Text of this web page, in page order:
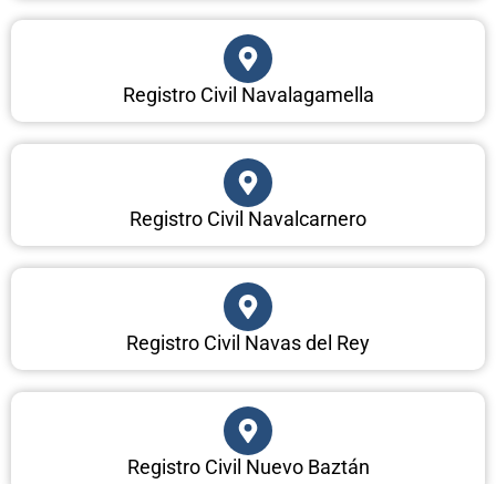
Registro Civil Navalagamella
Registro Civil Navalcarnero
Registro Civil Navas del Rey
Registro Civil Nuevo Baztán